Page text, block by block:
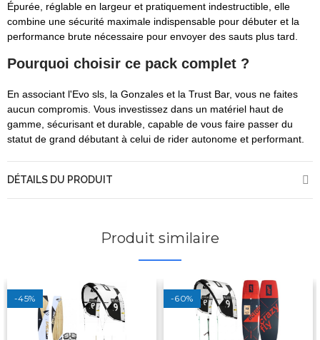
Épurée, réglable en largeur et pratiquement indestructible, elle
combine une sécurité maximale indispensable pour débuter et la
performance brute nécessaire pour envoyer des sauts plus tard.
Pourquoi choisir ce pack complet ?
En associant l'Evo sls, la Gonzales et la Trust Bar, vous ne faites
aucun compromis. Vous investissez dans un matériel haut de
gamme, sécurisant et durable, capable de vous faire passer du
statut de grand débutant à celui de rider autonome et performant.
DÉTAILS DU PRODUIT
Produit similaire
-45% -60%